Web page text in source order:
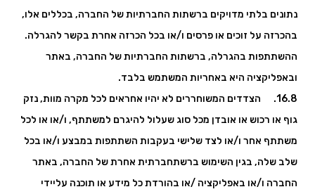
נתונים בלתי מדויקים ברשתות החברתיות של החברה, בכללים אלו,
בהכרזה על זוכים או פרסים ו/או בכל הכרזה אחרת בקשר להגרלה.
ההשתתפות בהגרלה, ברשתות החברתיות של החברה, באתר
ובאפליקציה היא באחריות המשתמש בלבד.
16.8. הצדדים המשוחררים לא יהיו אחראים לכל מקרה מוות, נזק
גוף או רכוש או אובדן מכל סוג שעלול להיגרם למשתתף, ו/או או לכל
משתתף אחר ו/או לצד שלישי בעקבות השתתפות במבצע ו/או בכל
שלב שלה, בגין השימוש ברשתחברתית אחרת של החברה, באתר
החברה ו/או באפליקציה /או בהורדת כל מידע או תוכנה עליידי